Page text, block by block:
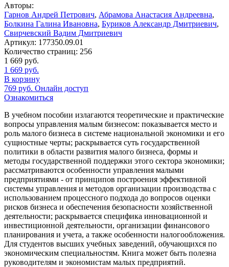
Авторы:
Гарнов Андрей Петрович, Абрамова Анастасия Андреевна,
Болкина Галина Ивановна, Буриков Александр Дмитриевич,
Свирчевский Вадим Дмитриевич
Артикул: 177350.09.01
Количество страниц: 256
1 669 руб.
1 669 руб.
В корзину
769 руб. Онлайн доступ
Ознакомиться
В учебном пособии излагаются теоретические и практические
вопросы управления малым бизнесом: показывается место и
роль малого бизнеса в системе национальной экономики и его
сущностные черты; раскрывается суть государственной
политики в области развития малого бизнеса, формы и
методы государственной поддержки этого сектора экономики;
рассматриваются особенности управления малыми
предприятиями - от принципов построения эффективной
системы управления и методов организации производства с
использованием процессного подхода до вопросов оценки
рисков бизнеса и обеспечения безопасности хозяйственной
деятельности; раскрывается специфика инновационной и
инвестиционной деятельности, организации финансового
планирования и учета, а также особенности налогообложения.
Для студентов высших учебных заведений, обучающихся по
экономическим специальностям. Книга может быть полезна
руководителям и экономистам малых предприятий.